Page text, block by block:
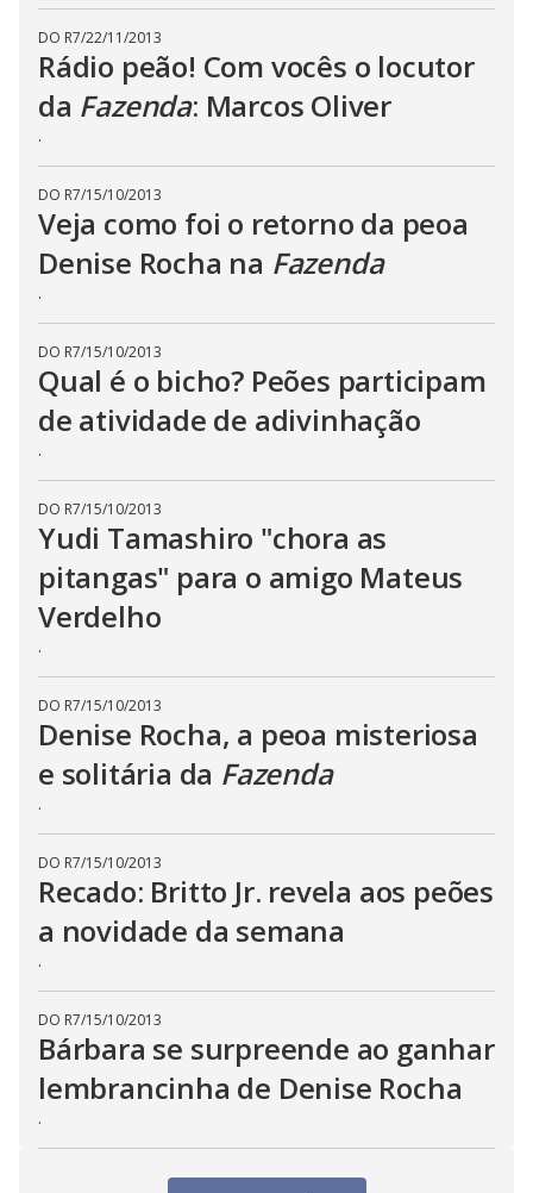
DO R7/22/11/2013
Rádio peão! Com vocês o locutor
da Fazenda: Marcos Oliver
.
DO R7/15/10/2013
Veja como foi o retorno da peoa
Denise Rocha na Fazenda
.
DO R7/15/10/2013
Qual é o bicho? Peões participam
de atividade de adivinhação
.
DO R7/15/10/2013
Yudi Tamashiro "chora as
pitangas" para o amigo Mateus
Verdelho
.
DO R7/15/10/2013
Denise Rocha, a peoa misteriosa
e solitária da Fazenda
.
DO R7/15/10/2013
Recado: Britto Jr. revela aos peões
a novidade da semana
.
DO R7/15/10/2013
Bárbara se surpreende ao ganhar
lembrancinha de Denise Rocha
.